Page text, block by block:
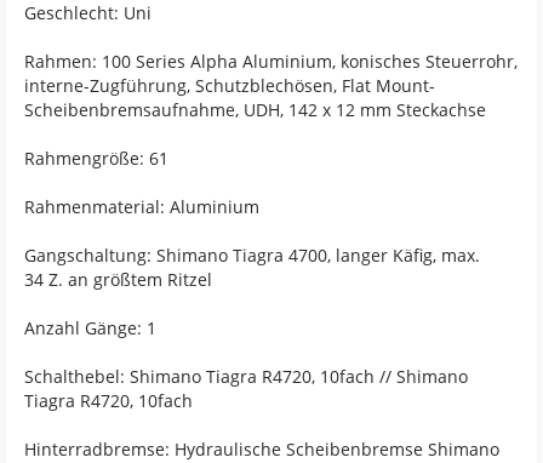
Geschlecht: Uni
Rahmen: 100 Series Alpha Aluminium, konisches Steuerrohr,
interne-Zugführung, Schutzblechösen, Flat Mount-
Scheibenbremsaufnahme, UDH, 142 x 12 mm Steckachse
Rahmengröße: 61
Rahmenmaterial: Aluminium
Gangschaltung: Shimano Tiagra 4700, langer Käfig, max.
34 Z. an größtem Ritzel
Anzahl Gänge: 1
Schalthebel: Shimano Tiagra R4720, 10fach // Shimano
Tiagra R4720, 10fach
Hinterradbremse: Hydraulische Scheibenbremse Shimano